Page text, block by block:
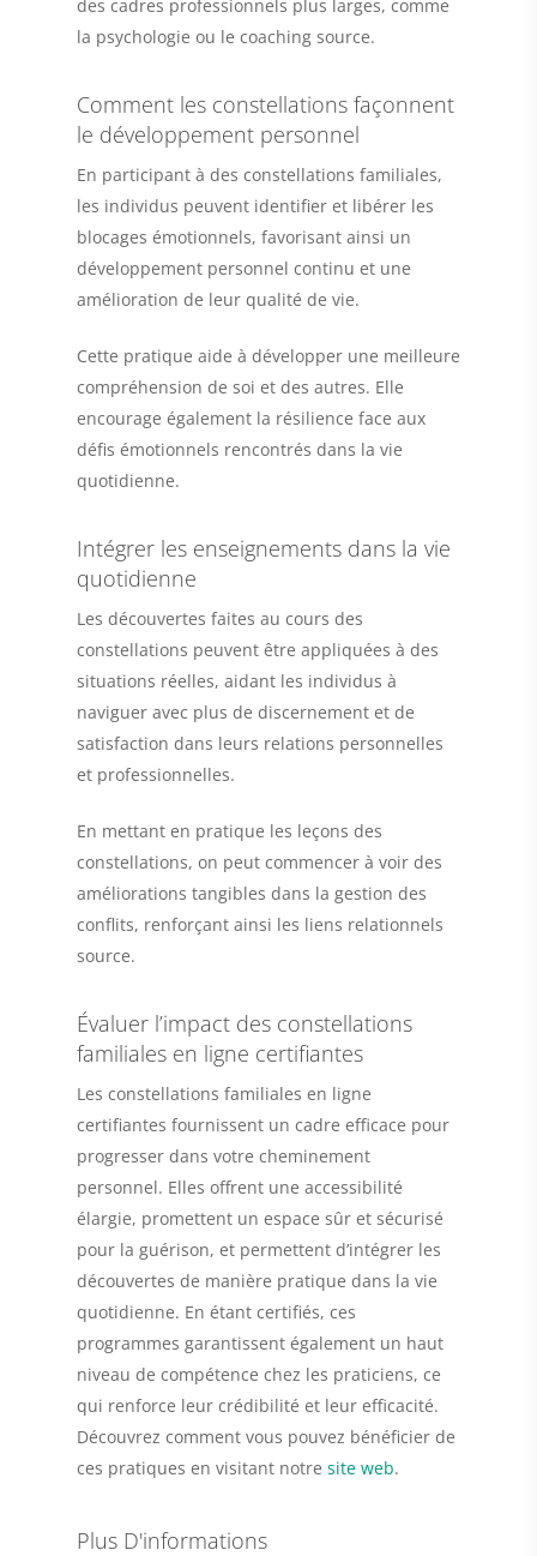
des cadres professionnels plus larges, comme
la psychologie ou le coaching source.
Comment les constellations façonnent
le développement personnel
En participant à des constellations familiales,
les individus peuvent identifier et libérer les
blocages émotionnels, favorisant ainsi un
développement personnel continu et une
amélioration de leur qualité de vie.
Cette pratique aide à développer une meilleure
compréhension de soi et des autres. Elle
encourage également la résilience face aux
défis émotionnels rencontrés dans la vie
quotidienne.
Intégrer les enseignements dans la vie
quotidienne
Les découvertes faites au cours des
constellations peuvent être appliquées à des
situations réelles, aidant les individus à
naviguer avec plus de discernement et de
satisfaction dans leurs relations personnelles
et professionnelles.
En mettant en pratique les leçons des
constellations, on peut commencer à voir des
améliorations tangibles dans la gestion des
conflits, renforçant ainsi les liens relationnels
source.
Évaluer l’impact des constellations
familiales en ligne certifiantes
Les constellations familiales en ligne
certifiantes fournissent un cadre efficace pour
progresser dans votre cheminement
personnel. Elles offrent une accessibilité
élargie, promettent un espace sûr et sécurisé
pour la guérison, et permettent d’intégrer les
découvertes de manière pratique dans la vie
quotidienne. En étant certifiés, ces
programmes garantissent également un haut
niveau de compétence chez les praticiens, ce
qui renforce leur crédibilité et leur efficacité.
Découvrez comment vous pouvez bénéficier de
ces pratiques en visitant notre site web.
Plus D'informations